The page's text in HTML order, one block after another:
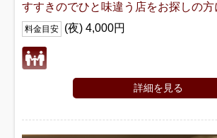
すすきのでひと味違う店をお探しの方
料金目安 (夜) 4,000円
詳細を見る